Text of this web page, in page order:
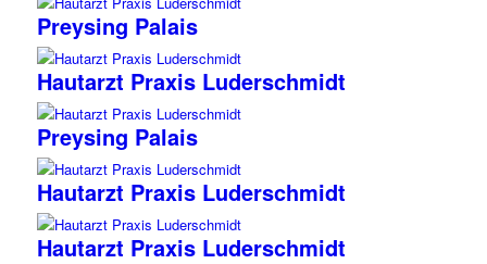
Preysing Palais
Hautarzt Praxis Luderschmidt
Preysing Palais
Hautarzt Praxis Luderschmidt
Hautarzt Praxis Luderschmidt